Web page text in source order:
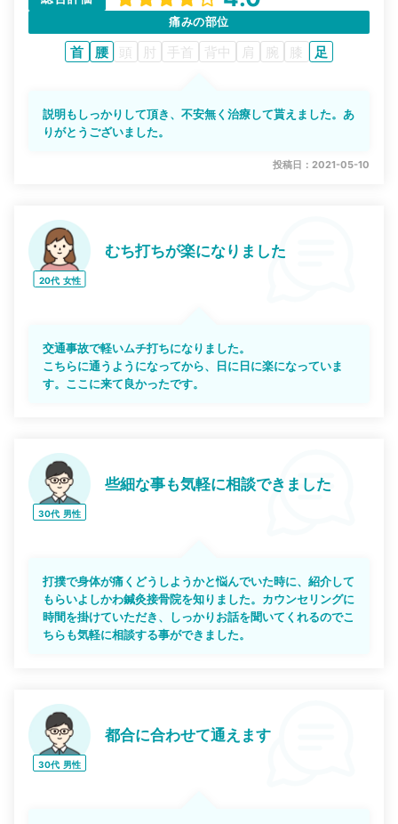
痛みの部位
首 腰 頭 肘 手首 背中 肩 腕 膝 足
説明もしっかりして頂き、不安無く治療して貰えました。あ
りがとうございました。
投稿日：2021-05-10
20代 女性
むち打ちが楽になりました
交通事故で軽いムチ打ちになりました。
こちらに通うようになってから、日に日に楽になっていま
す。ここに来て良かったです。
30代 男性
些細な事も気軽に相談できました
打撲で身体が痛くどうしようかと悩んでいた時に、紹介して
もらいよしかわ鍼灸接骨院を知りました。カウンセリングに
時間を掛けていただき、しっかりお話を聞いてくれるのでこ
ちらも気軽に相談する事ができました。
30代 男性
都合に合わせて通えます